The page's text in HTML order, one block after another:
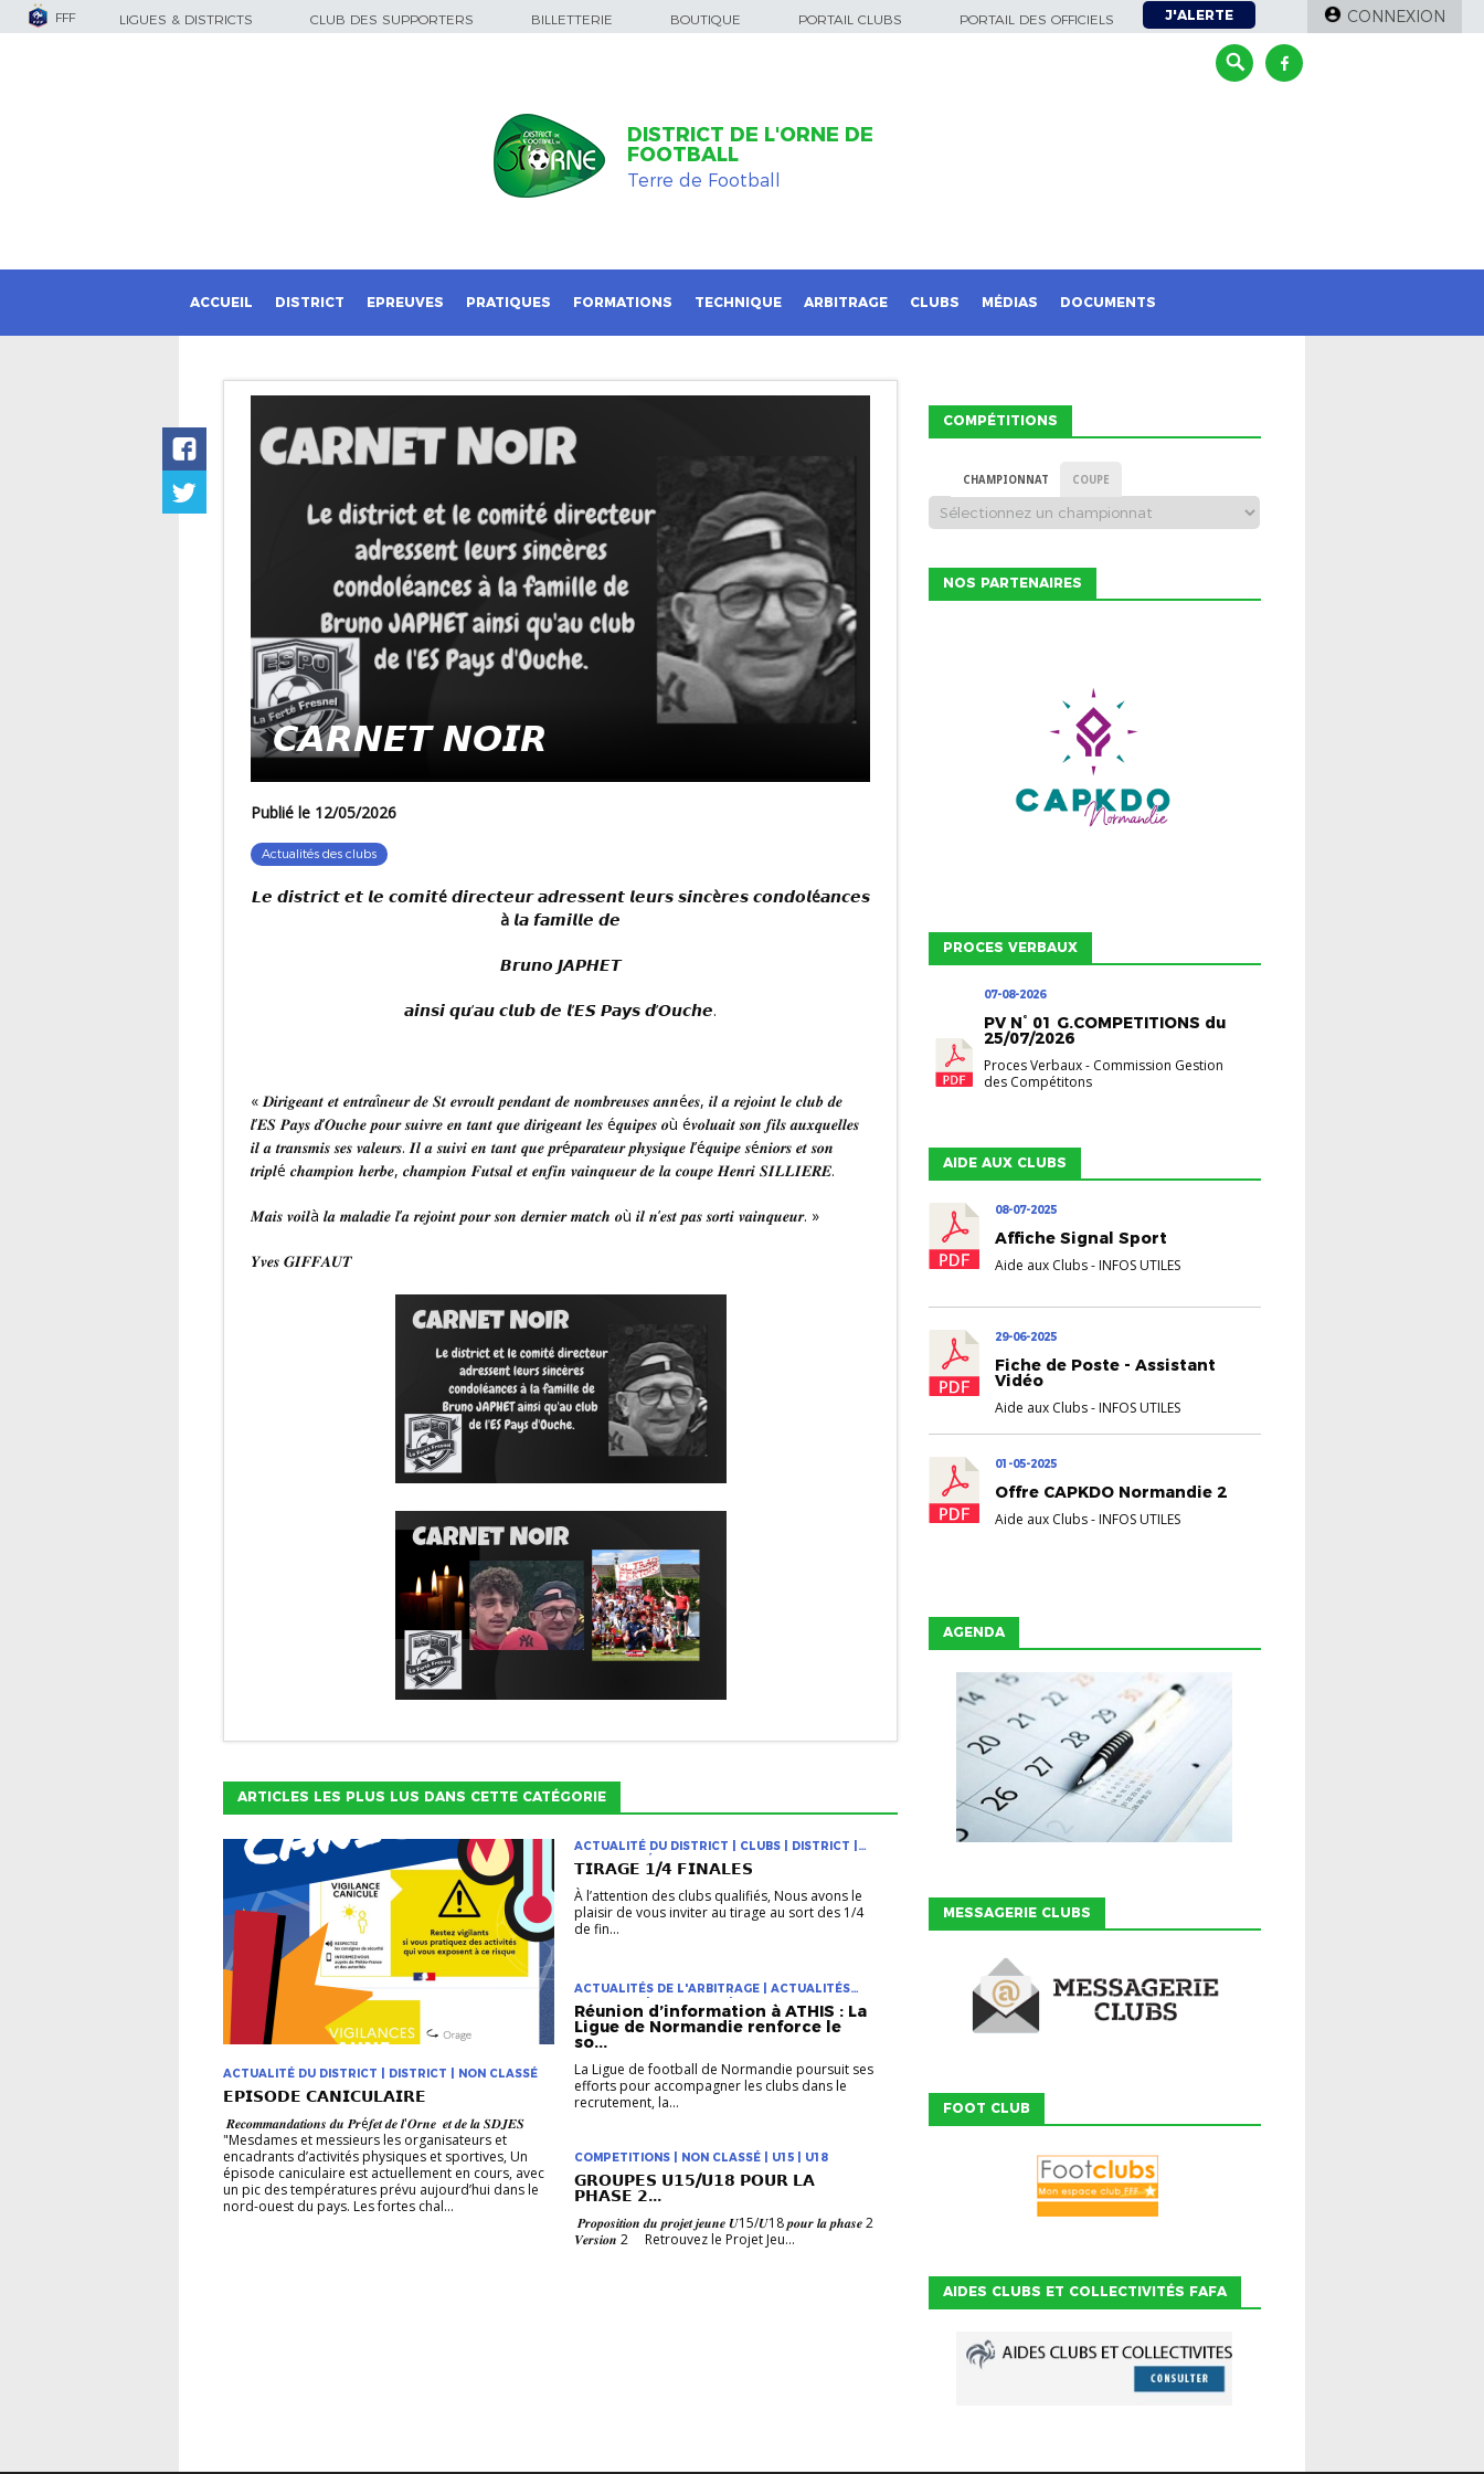
FFF LIGUES & DISTRICTS CLUB DES SUPPORTERS BILLETTERIE BOUTIQUE PORTAIL CLUBS PORTAIL DES OFFICIELS J'ALERTE CONNEXION
DISTRICT DE L'ORNE DE
FOOTBALL
Terre de Football
ACCUEIL DISTRICT EPREUVES PRATIQUES FORMATIONS TECHNIQUE ARBITRAGE CLUBS MÉDIAS DOCUMENTS
𝘾𝘼𝙍𝙉𝙀𝙏 𝙉𝙊𝙄𝙍
Publié le 12/05/2026
Actualités des clubs
𝙇𝙚 𝙙𝙞𝙨𝙩𝙧𝙞𝙘𝙩 𝙚𝙩 𝙡𝙚 𝙘𝙤𝙢𝙞𝙩é 𝙙𝙞𝙧𝙚𝙘𝙩𝙚𝙪𝙧 𝙖𝙙𝙧𝙚𝙨𝙨𝙚𝙣𝙩 𝙡𝙚𝙪𝙧𝙨 𝙨𝙞𝙣𝙘è𝙧𝙚𝙨 𝙘𝙤𝙣𝙙𝙤𝙡é𝙖𝙣𝙘𝙚𝙨
à 𝙡𝙖 𝙛𝙖𝙢𝙞𝙡𝙡𝙚 𝙙𝙚
𝘽𝙧𝙪𝙣𝙤 𝙅𝘼𝙋𝙃𝙀𝙏
𝙖𝙞𝙣𝙨𝙞 𝙦𝙪’𝙖𝙪 𝙘𝙡𝙪𝙗 𝙙𝙚 𝙡’𝙀𝙎 𝙋𝙖𝙮𝙨 𝙙’𝙊𝙪𝙘𝙝𝙚.
« 𝑫𝒊𝒓𝒊𝒈𝒆𝒂𝒏𝒕 𝒆𝒕 𝒆𝒏𝒕𝒓𝒂î𝒏𝒆𝒖𝒓 𝒅𝒆 𝑺𝒕 𝒆𝒗𝒓𝒐𝒖𝒍𝒕 𝒑𝒆𝒏𝒅𝒂𝒏𝒕 𝒅𝒆 𝒏𝒐𝒎𝒃𝒓𝒆𝒖𝒔𝒆𝒔 𝒂𝒏𝒏é𝒆𝒔, 𝒊𝒍 𝒂 𝒓𝒆𝒋𝒐𝒊𝒏𝒕 𝒍𝒆 𝒄𝒍𝒖𝒃 𝒅𝒆
𝒍’𝑬𝑺 𝑷𝒂𝒚𝒔 𝒅’𝑶𝒖𝒄𝒉𝒆 𝒑𝒐𝒖𝒓 𝒔𝒖𝒊𝒗𝒓𝒆 𝒆𝒏 𝒕𝒂𝒏𝒕 𝒒𝒖𝒆 𝒅𝒊𝒓𝒊𝒈𝒆𝒂𝒏𝒕 𝒍𝒆𝒔 é𝒒𝒖𝒊𝒑𝒆𝒔 𝒐ù é𝒗𝒐𝒍𝒖𝒂𝒊𝒕 𝒔𝒐𝒏 𝒇𝒊𝒍𝒔 𝒂𝒖𝒙𝒒𝒖𝒆𝒍𝒍𝒆𝒔
𝒊𝒍 𝒂 𝒕𝒓𝒂𝒏𝒔𝒎𝒊𝒔 𝒔𝒆𝒔 𝒗𝒂𝒍𝒆𝒖𝒓𝒔. 𝑰𝒍 𝒂 𝒔𝒖𝒊𝒗𝒊 𝒆𝒏 𝒕𝒂𝒏𝒕 𝒒𝒖𝒆 𝒑𝒓é𝒑𝒂𝒓𝒂𝒕𝒆𝒖𝒓 𝒑𝒉𝒚𝒔𝒊𝒒𝒖𝒆 𝒍’é𝒒𝒖𝒊𝒑𝒆 𝒔é𝒏𝒊𝒐𝒓𝒔 𝒆𝒕 𝒔𝒐𝒏
𝒕𝒓𝒊𝒑𝒍é 𝒄𝒉𝒂𝒎𝒑𝒊𝒐𝒏 𝒉𝒆𝒓𝒃𝒆, 𝒄𝒉𝒂𝒎𝒑𝒊𝒐𝒏 𝑭𝒖𝒕𝒔𝒂𝒍 𝒆𝒕 𝒆𝒏𝒇𝒊𝒏 𝒗𝒂𝒊𝒏𝒒𝒖𝒆𝒖𝒓 𝒅𝒆 𝒍𝒂 𝒄𝒐𝒖𝒑𝒆 𝑯𝒆𝒏𝒓𝒊 𝑺𝑰𝑳𝑳𝑰𝑬𝑹𝑬.
𝑴𝒂𝒊𝒔 𝒗𝒐𝒊𝒍à 𝒍𝒂 𝒎𝒂𝒍𝒂𝒅𝒊𝒆 𝒍’𝒂 𝒓𝒆𝒋𝒐𝒊𝒏𝒕 𝒑𝒐𝒖𝒓 𝒔𝒐𝒏 𝒅𝒆𝒓𝒏𝒊𝒆𝒓 𝒎𝒂𝒕𝒄𝒉 𝒐ù 𝒊𝒍 𝒏’𝒆𝒔𝒕 𝒑𝒂𝒔 𝒔𝒐𝒓𝒕𝒊 𝒗𝒂𝒊𝒏𝒒𝒖𝒆𝒖𝒓. »
𝒀𝒗𝒆𝒔 𝑮𝑰𝑭𝑭𝑨𝑼𝑻
ARTICLES LES PLUS LUS DANS CETTE CATÉGORIE
ACTUALITÉ DU DISTRICT | DISTRICT | NON CLASSÉ
𝗘𝗣𝗜𝗦𝗢𝗗𝗘 𝗖𝗔𝗡𝗜𝗖𝗨𝗟𝗔𝗜𝗥𝗘
𝑹𝒆𝒄𝒐𝒎𝒎𝒂𝒏𝒅𝒂𝒕𝒊𝒐𝒏𝒔 𝒅𝒖 𝑷𝒓é𝒇𝒆𝒕 𝒅𝒆 𝒍'𝑶𝒓𝒏𝒆 𝒆𝒕 𝒅𝒆 𝒍𝒂 𝑺𝑫𝑱𝑬𝑺
"Mesdames et messieurs les organisateurs et
encadrants d’activités physiques et sportives, Un
épisode caniculaire est actuellement en cours, avec
un pic des températures prévu aujourd’hui dans le
nord-ouest du pays. Les fortes chal...
ACTUALITÉ DU DISTRICT | CLUBS | DISTRICT |
NON CLASSÉ
𝗧𝗜𝗥𝗔𝗚𝗘 𝟭/𝟰 𝗙𝗜𝗡𝗔𝗟𝗘𝗦
À l’attention des clubs qualifiés, Nous avons le
plaisir de vous inviter au tirage au sort des 1/4
de fin...
ACTUALITÉS DE L'ARBITRAGE | ACTUALITÉS
DES CLUBS | ARBITRAGE | CLUBS
Réunion d’information à ATHIS : La
Ligue de Normandie renforce le
so...
La Ligue de football de Normandie poursuit ses
efforts pour accompagner les clubs dans le
recrutement, la...
COMPETITIONS | NON CLASSÉ | U15 | U18
𝗚𝗥𝗢𝗨𝗣𝗘𝗦 𝗨𝟭𝟱/𝗨𝟭𝟴 𝗣𝗢𝗨𝗥 𝗟𝗔
𝗣𝗛𝗔𝗦𝗘 𝟮...
𝑷𝒓𝒐𝒑𝒐𝒔𝒊𝒕𝒊𝒐𝒏 𝒅𝒖 𝒑𝒓𝒐𝒋𝒆𝒕 𝒋𝒆𝒖𝒏𝒆 𝑼15/𝑼18 𝒑𝒐𝒖𝒓 𝒍𝒂 𝒑𝒉𝒂𝒔𝒆 2
𝑽𝒆𝒓𝒔𝒊𝒐𝒏 2 Retrouvez le Projet Jeu...
COMPÉTITIONS
CHAMPIONNAT COUPE
NOS PARTENAIRES
PROCES VERBAUX
07-08-2026
PV N° 01 G.COMPETITIONS du
25/07/2026
Proces Verbaux- Commission Gestion
des Compétitons
AIDE AUX CLUBS
08-07-2025
Affiche Signal Sport
Aide aux Clubs- INFOS UTILES
29-06-2025
Fiche de Poste - Assistant
Vidéo
Aide aux Clubs- INFOS UTILES
01-05-2025
Offre CAPKDO Normandie 2
Aide aux Clubs- INFOS UTILES
AGENDA
MESSAGERIE CLUBS
FOOT CLUB
AIDES CLUBS ET COLLECTIVITÉS FAFA